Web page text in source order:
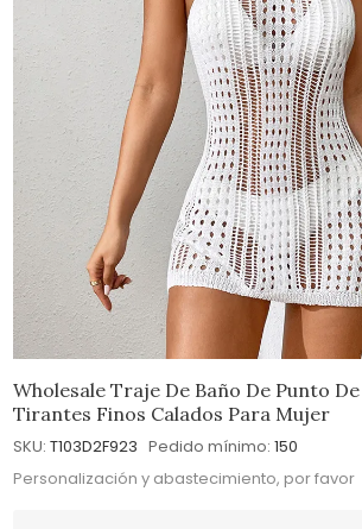
Wholesale Traje De Baño De Punto
Tirantes Finos Calados Para Mujer
SKU: T103D2F923 Pedido mínimo: 150
Personalización y abastecimiento, por favor